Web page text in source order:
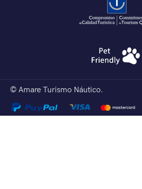
© Amare Turismo Náutico.